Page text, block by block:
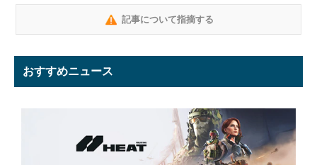
記事について指摘する
おすすめニュース